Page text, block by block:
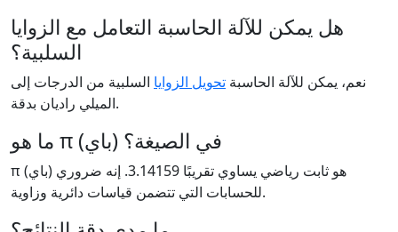
هل يمكن للآلة الحاسبة التعامل مع الزوايا
السلبية؟
نعم، يمكن للآلة الحاسبة تحويل الزوايا السلبية من الدرجات إلى
الميلي راديان بدقة.
ما هو π (باي) في الصيغة؟
π (باي) هو ثابت رياضي يساوي تقريبًا 3.14159. إنه ضروري
للحسابات التي تتضمن قياسات دائرية وزاوية.